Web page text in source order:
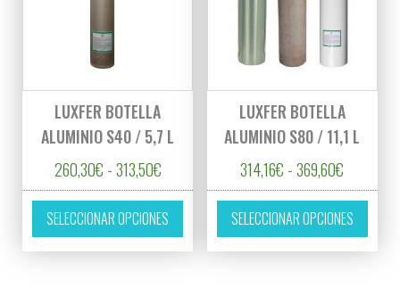
LUXFER BOTELLA
ALUMINIO S40 / 5,7 L
260,30€ -313,50€Rango de precios: desde 260,30€ hasta
SELECCIONAR OPCIONES
Este producto tiene múltiples variantes.
LUXFER BOTELLA
ALUMINIO S80 / 11,1 L
314,16€ - 369,60€
SELECCIONAR OPCIONES
Este